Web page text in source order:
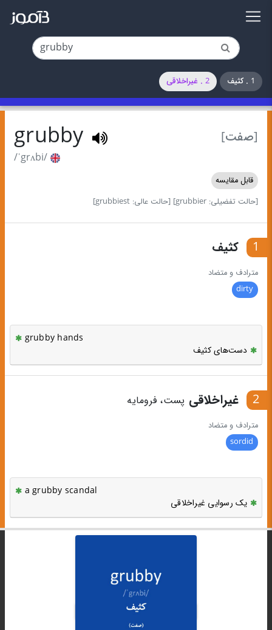
1 . کثیف 2 . غیراخلاقی
[صفت] grubby
/ˈgrʌbi/
قابل مقایسه
[حالت تفضیلی: grubbier]
[حالت عالی: grubbiest]
1 کثیف
مترادف و متضاد
dirty
grubby hands
دست‌های کثیف
2 غیراخلاقی پست، فرومایه
مترادف و متضاد
sordid
a grubby scandal
یک رسوایی غیراخلاقی